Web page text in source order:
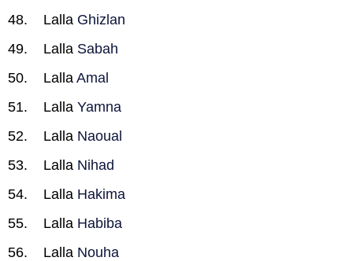
Lalla Ghizlan
Lalla Sabah
Lalla Amal
Lalla Yamna
Lalla Naoual
Lalla Nihad
Lalla Hakima
Lalla Habiba
Lalla Nouha